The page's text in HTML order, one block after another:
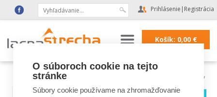
Prihlásenie | Registrácia
Košík: 0,00€
Tyvek membrány
O súboroch cookie na tejto
stránke
Súbory cookie používame na zhromažďovanie